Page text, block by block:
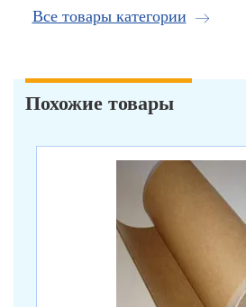
Все товары категории
Похожие товары